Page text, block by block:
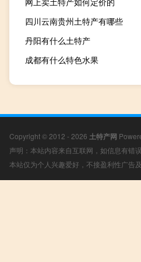
四川云南贵州土特产有哪些
丹阳有什么土特产
成都有什么特色水果
Copyright © 2012 - 2026 土特产网
声明：本站内容来自互联网，如信息有错
本站仅为个人兴趣爱好，不接盈利性广告